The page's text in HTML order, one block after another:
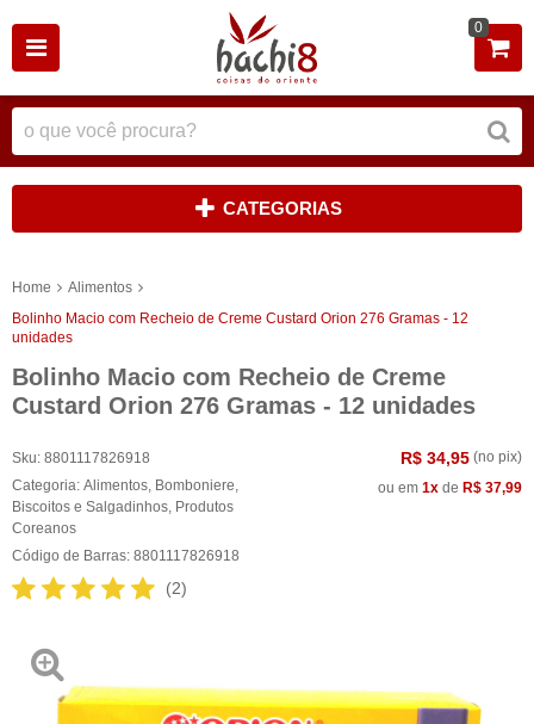
0
CATEGORIAS
Home
Alimentos
Bolinho Macio com Recheio de Creme Custard Orion 276 Gramas - 12
unidades
Bolinho Macio com Recheio de Creme
Custard Orion 276 Gramas - 12 unidades
Sku: 8801117826918
Categoria: Alimentos Bomboniere
Biscoitos e Salgadinhos Produtos
Coreanos
Código de Barras: 8801117826918
(2)
R$ 34,95 (no pix)
ou em 1x de R$ 37,99